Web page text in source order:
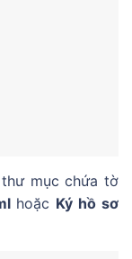
mục chứa tờ
hoặc Ký hồ sơ